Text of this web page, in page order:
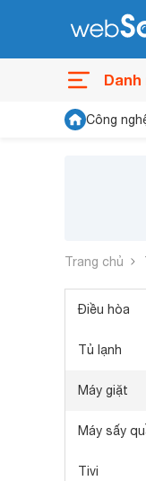
Danh
Công
Trang chủ
Điều hòa
Tủ lạnh
Máy giặt
Máy sấy
Tivi